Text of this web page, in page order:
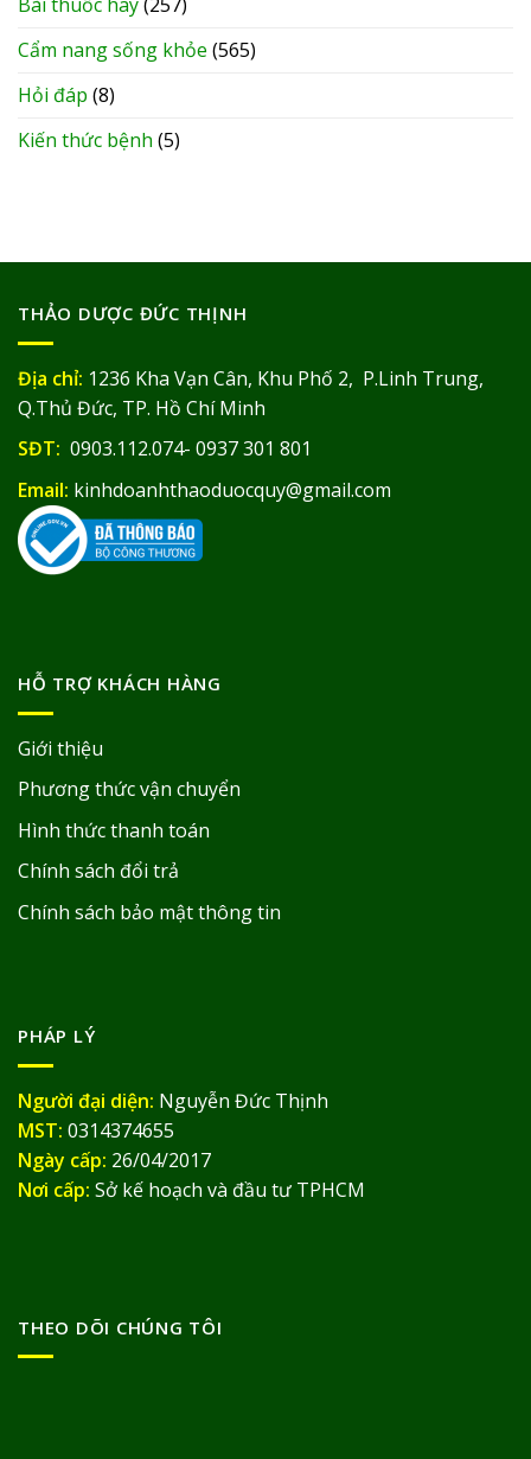
Cẩm nang sống khỏe (565)
Hỏi đáp (8)
Kiến thức bệnh (5)
THẢO DƯỢC ĐỨC THỊNH
Địa chỉ: 1236 Kha Vạn Cân, Khu Phố 2, P.Linh Trung,
Q.Thủ Đức, TP. Hồ Chí Minh
SĐT: 0903.112.074- 0937 301 801
Email: kinhdoanhthaoduocquy@gmail.com
HỖ TRỢ KHÁCH HÀNG
Giới thiệu
Phương thức vận chuyển
Hình thức thanh toán
Chính sách đổi trả
Chính sách bảo mật thông tin
PHÁP LÝ
Người đại diện: Nguyễn Đức Thịnh
MST: 0314374655
Ngày cấp: 26/04/2017
Nơi cấp: Sở kế hoạch và đầu tư TPHCM
THEO DÕI CHÚNG TÔI